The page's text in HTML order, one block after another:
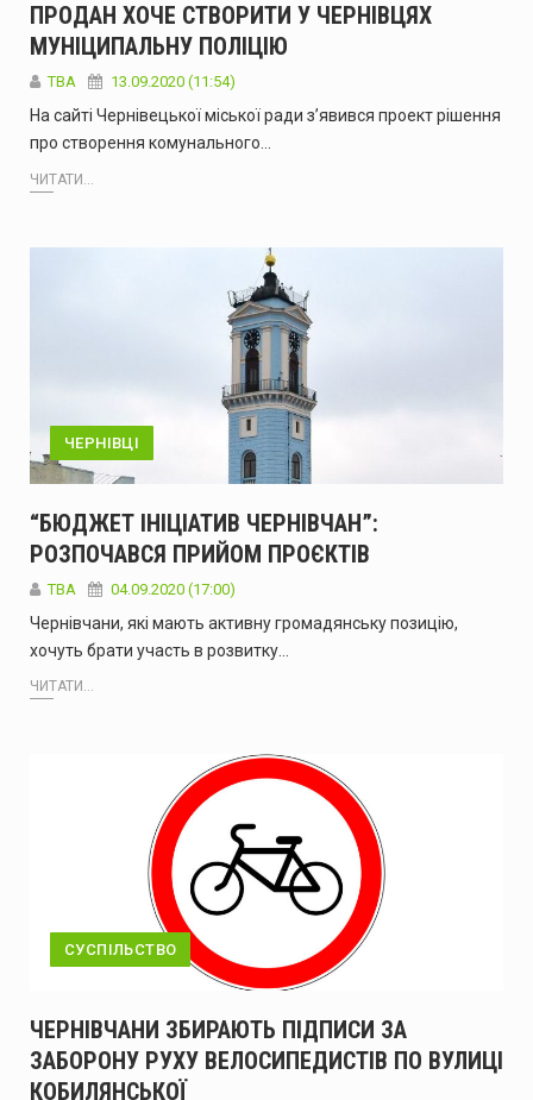
ПРОДАН ХОЧЕ СТВОРИТИ У ЧЕРНІВЦЯХ
МУНІЦИПАЛЬНУ ПОЛІЦІЮ
TBA 13.09.2020 (11:54)
На сайті Чернівецької міської ради з’явився проект рішення
про створення комунального…
ЧИТАТИ...
ЧЕРНІВЦІ
“БЮДЖЕТ ІНІЦІАТИВ ЧЕРНІВЧАН”:
РОЗПОЧАВСЯ ПРИЙОМ ПРОЄКТІВ
TBA 04.09.2020 (17:00)
Чернівчани, які мають активну громадянську позицію,
хочуть брати участь в розвитку…
ЧИТАТИ...
СУСПІЛЬСТВО
ЧЕРНІВЧАНИ ЗБИРАЮТЬ ПІДПИСИ ЗА
ЗАБОРОНУ РУХУ ВЕЛОСИПЕДИСТІВ ПО ВУЛИЦІ
КОБИЛЯНСЬКОЇ